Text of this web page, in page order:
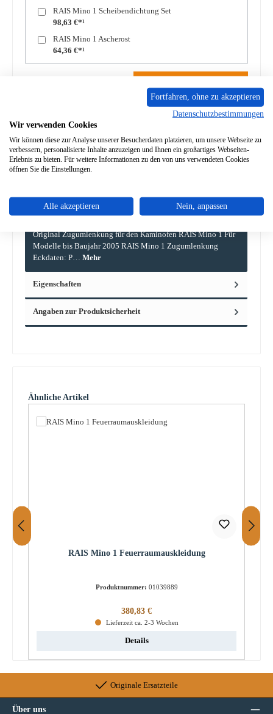
RAIS Mino 1 Scheibendichtung Set
98,63 €*¹
RAIS Mino 1 Ascherost
64,36 €*¹
Produkt Anzahl: Gib den gewünschten Wert ein oder benutze die Schaltflächen um die
Frage zum Produkt
Beschreibung
Original Zugumlenkung für den Kaminofen RAIS Mino 1 Für
Modelle bis Baujahr 2005 RAIS Mino 1 Zugumlenkung
Eckdaten: P… Mehr
Eigenschaften
Angaben zur Produktsicherheit
Produktgalerie überspringen
Ähnliche Artikel
RAIS Mino 1 Feuerraumauskleidung
Produktnummer: 01039889
Regulärer Preis:
380,83 €
Lieferzeit ca. 2-3 Wochen
Details
Originale Ersatzteile
Über uns
Fortfahren, ohne zu akzeptieren
Datenschutzbestimmungen
Wir verwenden Cookies
Wir können diese zur Analyse unserer Besucherdaten platzieren, um unsere Webseite zu
verbessern, personalisierte Inhalte anzuzeigen und Ihnen ein großartiges Webseiten-
Erlebnis zu bieten. Für weitere Informationen zu den von uns verwendeten Cookies
öffnen Sie die Einstellungen.
Alle akzeptieren Nein, anpassen